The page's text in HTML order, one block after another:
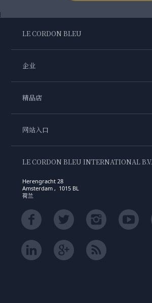
LE CORDON BLEU
企业
精品店
网站入口
LE CORDON BLEU INTERNATIONAL B.V.
Herengracht 28
Amsterdam , 1015 BL
荷兰